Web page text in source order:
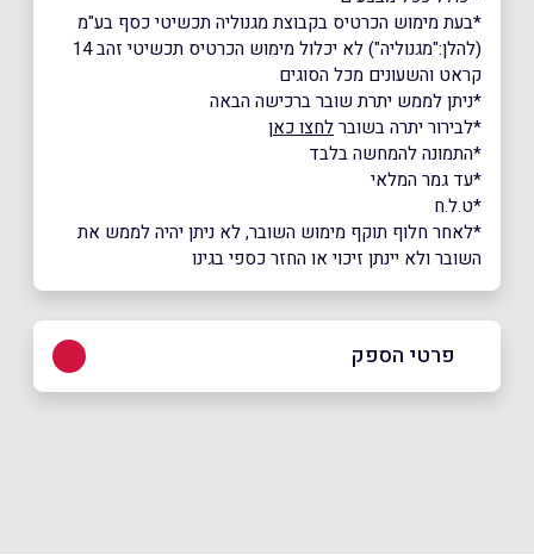
*בעת מימוש הכרטיס בקבוצת מגנוליה תכשיטי כסף בע"מ
(להלן:"מגנוליה") לא יכלול מימוש הכרטיס תכשיטי זהב 14
קראט והשעונים מכל הסוגים
*ניתן לממש יתרת שובר ברכישה הבאה
*לבירור יתרה בשוברלחצו כאן
*התמונה להמחשה בלבד
*עד גמר המלאי
*ט.ל.ח
*לאחר חלוף תוקף מימוש השובר, לא ניתן יהיה לממש את
השובר ולא יינתן זיכוי או החזר כספי בגינו
פרטי הספק